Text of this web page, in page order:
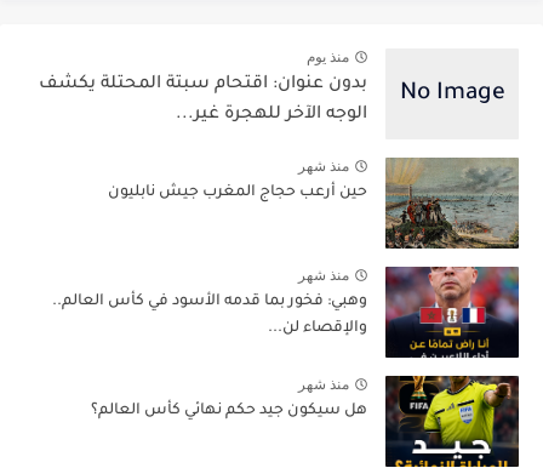
منذ يوم
بدون عنوان: اقتحام سبتة المحتلة يكشف
الوجه الآخر للهجرة غير...
منذ شهر
حين أرعب حجاج المغرب جيش نابليون
منذ شهر
وهبي: فخور بما قدمه الأسود في كأس العالم..
والإقصاء لن...
منذ شهر
هل سيكون جيد حكم نهائي كأس العالم؟